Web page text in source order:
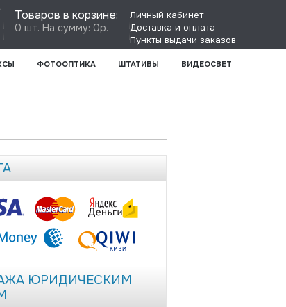
Личный кабинет
Доставка и оплата
Пункты выдачи заказов
Товаров в корзине:
0 шт. На сумму: 0р.
ФОТООПТИКА ШТАТИВЫ ВИДЕОСВЕТ
ЮРИДИЧЕСКИМ